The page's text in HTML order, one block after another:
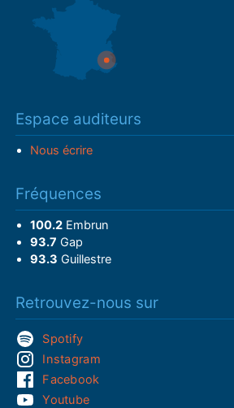
Espace auditeurs
Nous écrire
Fréquences
100.2Embrun
93.7 Gap
93.3 Guillestre
Retrouvez-nous sur
Spotify
Instagram
Facebook
Youtube